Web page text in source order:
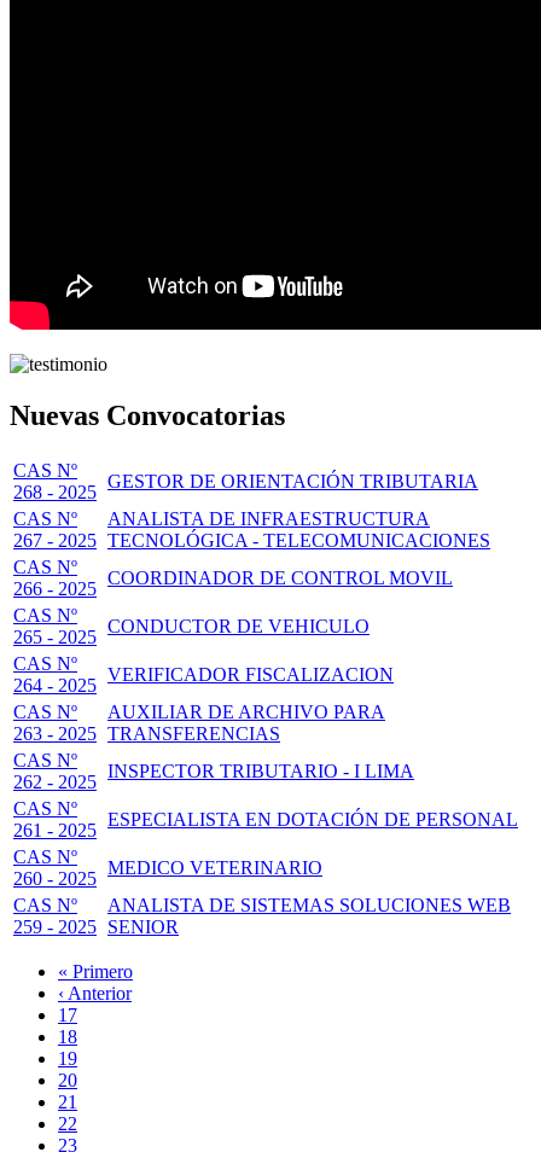
Nuevas Convocatorias
CAS Nº
268 - 2025
GESTOR DE ORIENTACIÓN TRIBUTARIA
CAS Nº
267 - 2025
ANALISTA DE INFRAESTRUCTURA
TECNOLÓGICA - TELECOMUNICACIONES
CAS Nº
266 - 2025
COORDINADOR DE CONTROL MOVIL
CAS Nº
265 - 2025
CONDUCTOR DE VEHICULO
CAS Nº
264 - 2025
VERIFICADOR FISCALIZACION
CAS Nº
263 - 2025
AUXILIAR DE ARCHIVO PARA
TRANSFERENCIAS
CAS Nº
262 - 2025
INSPECTOR TRIBUTARIO - I LIMA
CAS Nº
261 - 2025
ESPECIALISTA EN DOTACIÓN DE PERSONAL
CAS Nº
260 - 2025
MEDICO VETERINARIO
CAS Nº
259 - 2025
ANALISTA DE SISTEMAS SOLUCIONES WEB
SENIOR
Paginación
Primera
página
« Primero
Página
anterior
‹ Anterior
Page
17
Page
18
Page
19
Page
20
Página
actual
21
Page
22
Page
23